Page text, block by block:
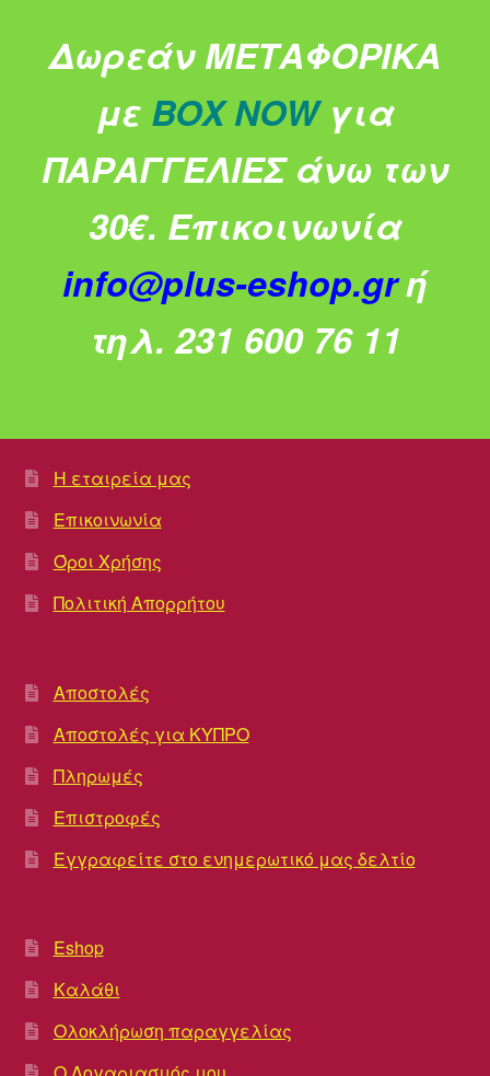
Δωρεάν ΜΕΤΑΦΟΡΙΚΑ
με BOX NOW για
ΠΑΡΑΓΓΕΛΙΕΣ άνω των
30€. Επικοινωνία
info@plus-eshop.grή
τηλ. 231 600 76 11
Η εταιρεία μας
Επικοινωνία
Όροι Χρήσης
Πολιτική Απορρήτου
Αποστολές
Αποστολές για ΚΥΠΡΟ
Πληρωμές
Επιστροφές
Εγγραφείτε στο ενημερωτικό μας δελτίο
Eshop
Καλάθι
Ολοκλήρωση παραγγελίας